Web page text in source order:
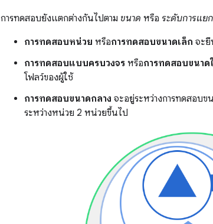
การทดสอบยังแตกต่างกันไปตาม ขนาด หรือ ระดับการแยก
การทดสอบหน่วย หรือการทดสอบขนาดเล็ก จะยื
การทดสอบแบบครบวงจร หรือการทดสอบขนา
โฟลว์ของผู้ใช้
การทดสอบขนาดกลาง จะอยู่ระหว่างการทดสอบ
ระหว่างหน่วย 2 หน่วยขึ้นไป